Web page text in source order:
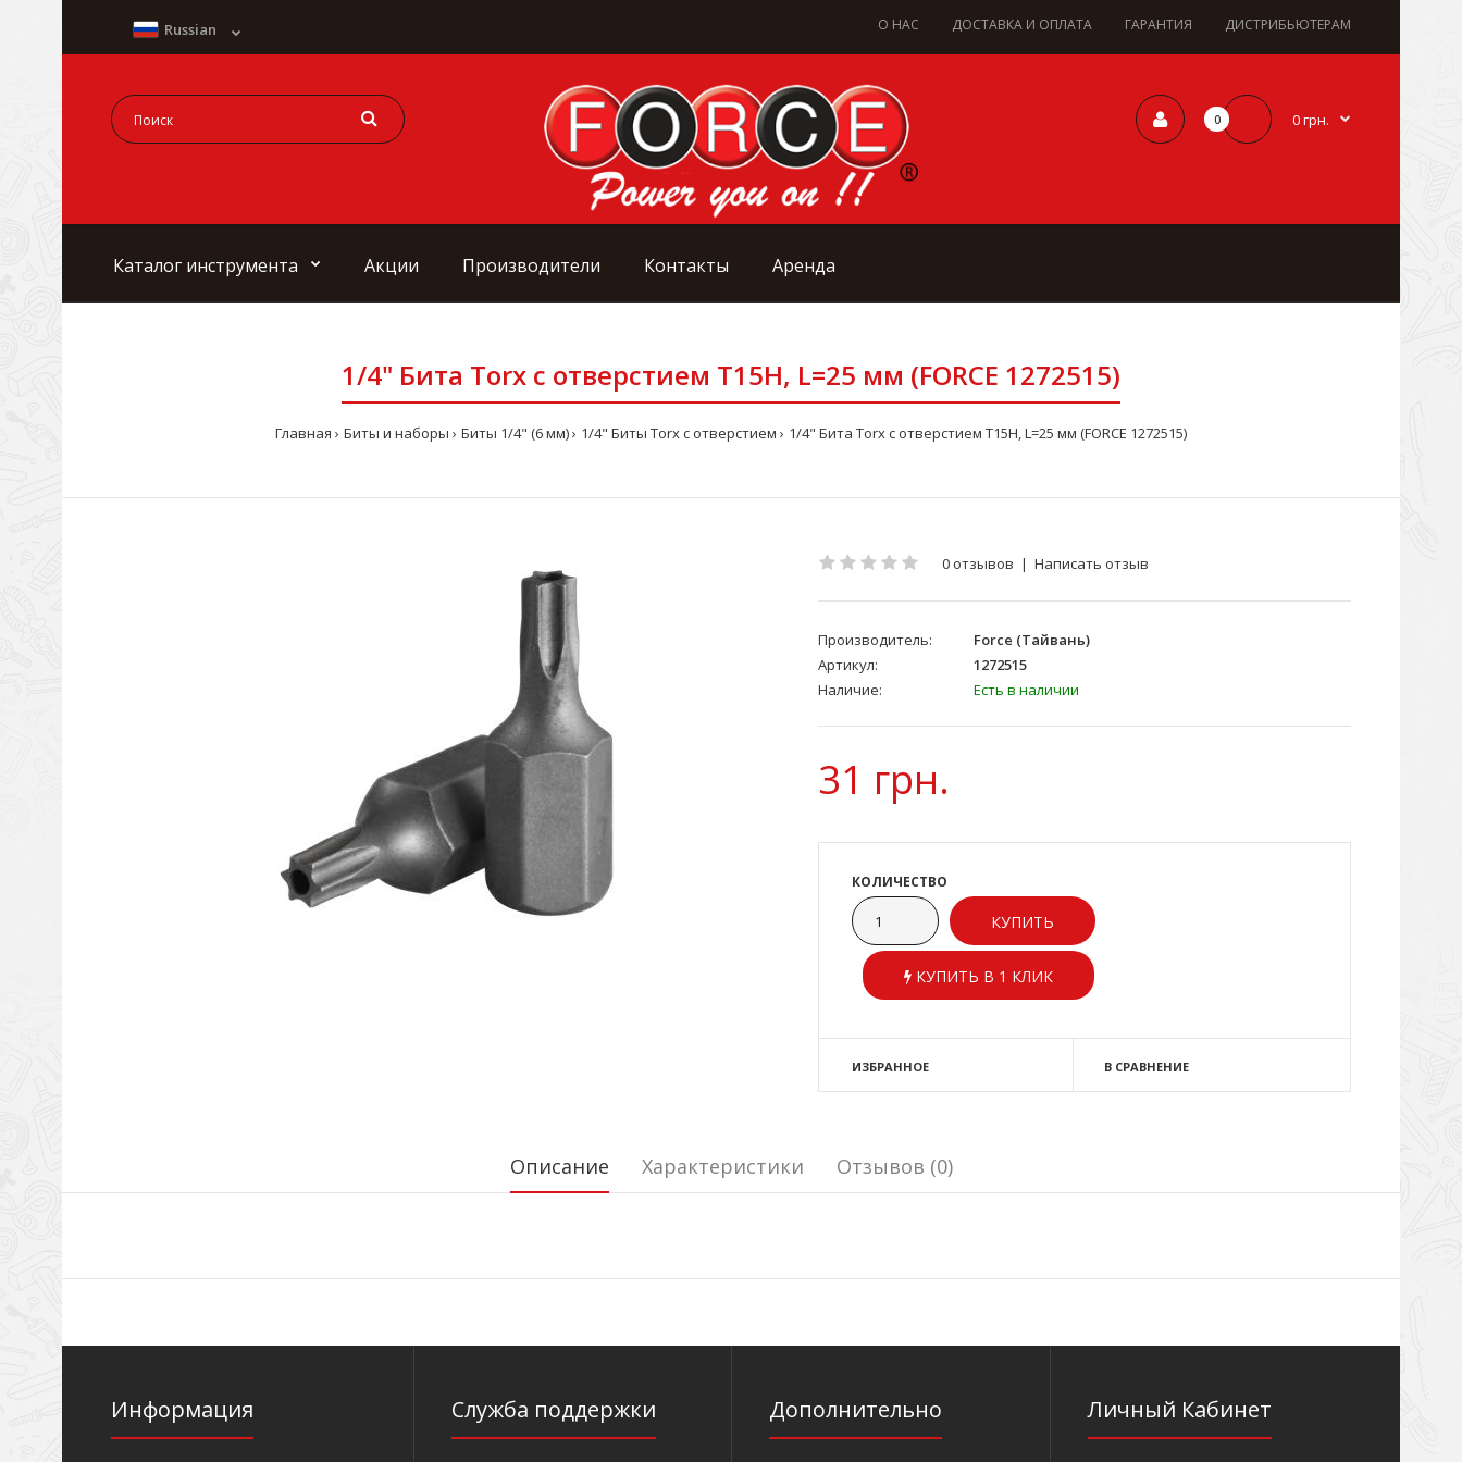
О НАС ДОСТАВКА И ОПЛАТА ГАРАНТИЯ ДИСТРИБЬЮТЕРАМ
Russian
0 0 грн.
Каталог инструмента Акции Производители Контакты Аренда
1/4" Бита Torx с отверстием Т15Н, L=25 мм (FORCE 1272515)
Главная Биты и наборы Биты 1/4" (6 мм) 1/4" Биты Torx с отверстием 1/4" Бита Torx с отверстием Т15Н, L=25 мм (FORCE 1272515)
0 отзывов | Написать отзыв
Производитель:
Force (Тайвань)
Артикул:
1272515
Наличие:
Есть в наличии
31 грн.
КОЛИЧЕСТВО
КУПИТЬ В 1 КЛИК
ИЗБРАННОЕ В СРАВНЕНИЕ
Описание Характеристики Отзывов (0)
Информация Служба поддержки Дополнительно Личный Кабинет